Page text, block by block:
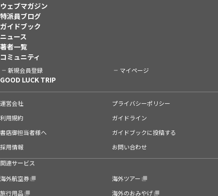
ウェブマガジン
特派員ブログ
ガイドブック
ニュース
著者一覧
コミュニティ
新規会員登録 マイページ
GOOD LUCK TRIP
運営会社
プライバシーポリシー
利用規約
ガイドライン
書店御担当者様へ
ガイドブックに投稿する
採用情報
お問い合わせ
関連サービス
海外航空券
海外ツアー
旅行用品
海外のおみやげ